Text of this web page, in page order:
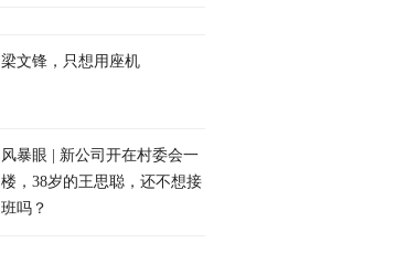
梁文锋，只想用座机
风暴眼 | 新公司开在村委会一
楼，38岁的王思聪，还不想接
班吗？